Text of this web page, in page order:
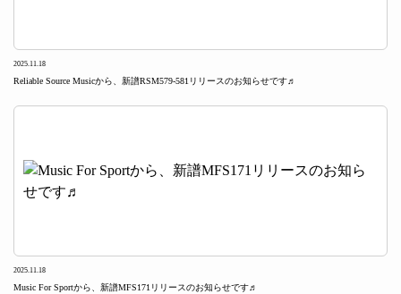
2025.11.18
Reliable Source Musicから、新譜RSM579-581リリースのお知らせです♬
2025.11.18
Music For Sportから、新譜MFS171リリースのお知らせです♬